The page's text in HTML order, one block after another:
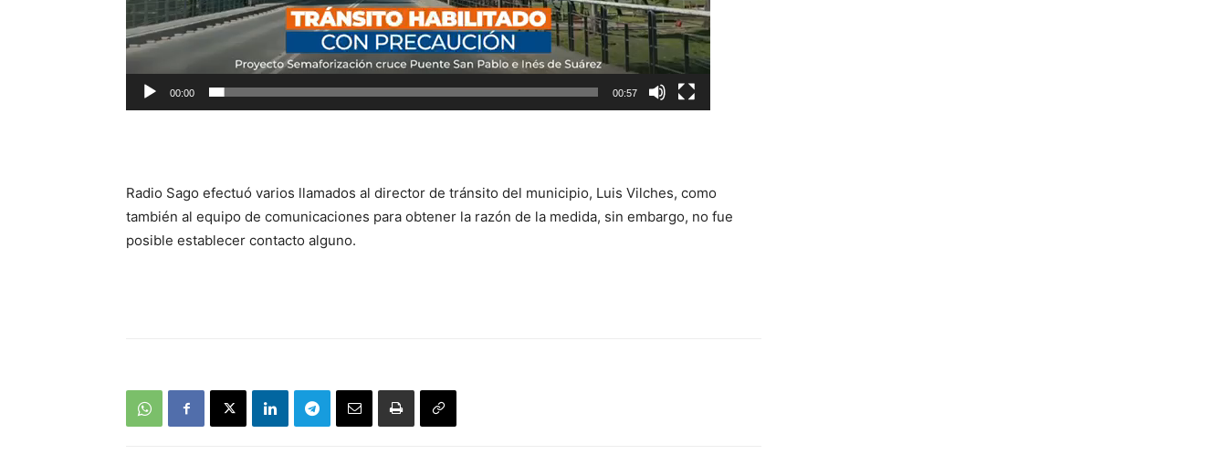
00:00 00:57
Radio Sago efectuó varios llamados al director de tránsito del municipio, Luis Vilches, como
también al equipo de comunicaciones para obtener la razón de la medida, sin embargo, no fue
posible establecer contacto alguno.